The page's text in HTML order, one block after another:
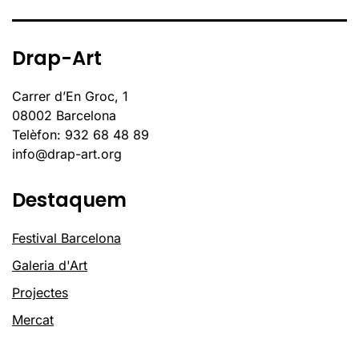
Drap-Art
Carrer d’En Groc, 1
08002 Barcelona
Telèfon: 932 68 48 89
info@drap-art.org
Destaquem
Festival Barcelona
Galeria d'Art
Projectes
Mercat